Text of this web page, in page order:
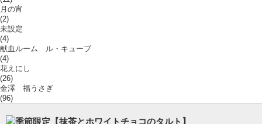
月の宵
(2)
未設定
(4)
献血ルーム ル・キューブ
(4)
花えにし
(26)
金澤 福うさぎ
(96)